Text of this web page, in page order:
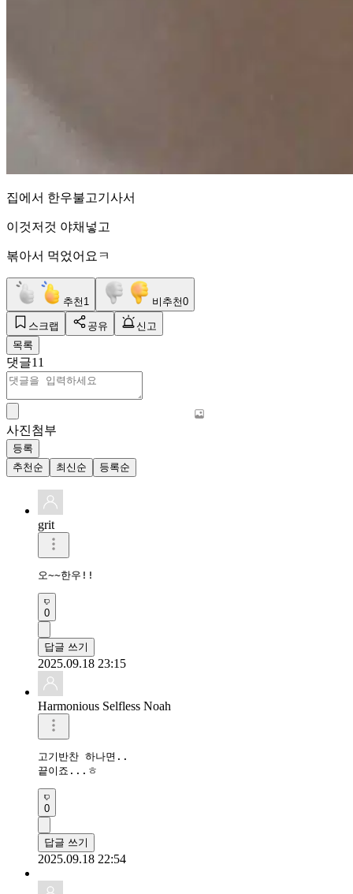
집에서 한우불고기사서
이것저것 야채넣고
볶아서 먹었어요ㅋ
추천 1 비추천0
스크랩 공유
신고
목록
댓글11
사진첨부
등록
추천순
최신순 등록순
grit
오~~한우!!
0
답글 쓰기
2025.09.18 23:15
Harmonious Selfless Noah
고기반찬 하나면..
끝이죠...ㅎ
0
답글 쓰기
2025.09.18 22:54